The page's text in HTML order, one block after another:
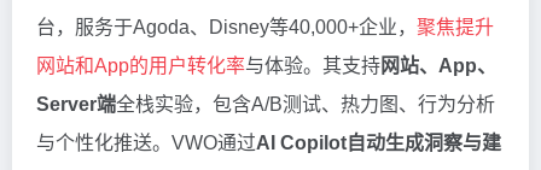
台，服务于Agoda、Disney等40,000+企业， 聚焦提升
网站和App的用户转化率与体验。其支持网站、App、
Server端全栈实验，包含A/B测试、热力图、行为分析
与个性化推送。VWO通过AI Copilot自动生成洞察与建